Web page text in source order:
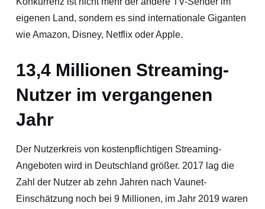
eigenen Land, sondern es sind internationale Giganten
wie Amazon, Disney, Netflix oder Apple.
13,4 Millionen Streaming-
Nutzer im vergangenen
Jahr
Der Nutzerkreis von kostenpflichtigen Streaming-
Angeboten wird in Deutschland größer. 2017 lag die
Zahl der Nutzer ab zehn Jahren nach Vaunet-
Einschätzung noch bei 9 Millionen, im Jahr 2019 waren